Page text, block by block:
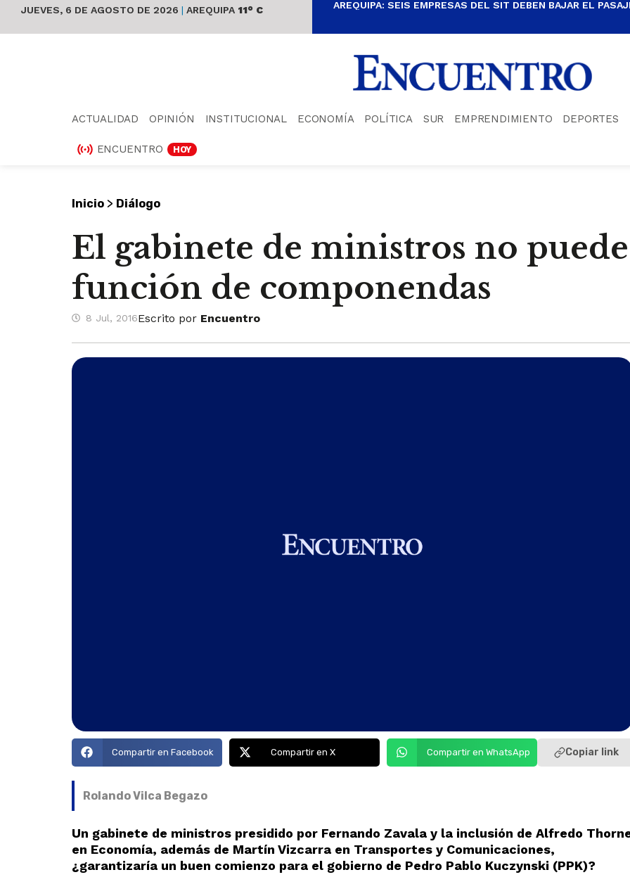
JUEVES, 6 DE AGOSTO DE 2026 | AREQUIPA 11° C AREQUIPA: SEIS EMPRESAS DEL SIT DEBEN BAJAR EL
ACTUALIDAD OPINIÓN INSTITUCIONAL ECONOMÍA POLÍTICA SUR EMPRENDIMIENTO DEPORTES
ENCUENTRO HOY
Inicio > Diálogo
El gabinete de ministros no
función de componendas
8 Jul, 2016Escrito por Encuentro
Compartir en Facebook Compartir en X Compartir en WhatsApp Copiar link
Rolando Vilca Begazo
Un gabinete de ministros presidido por Fernando Zavala y la inclusión de Alfredo
en Economía, además de Martín Vizcarra en Transportes y Comunicaciones,
¿garantizaría un buen comienzo para el gobierno de Pedro Pablo Kuczynski (PPK)?